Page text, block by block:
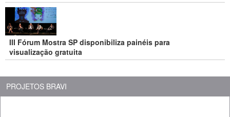
III Fórum Mostra SP disponibiliza painéis para
visualização gratuita
PROJETOS BRAVI